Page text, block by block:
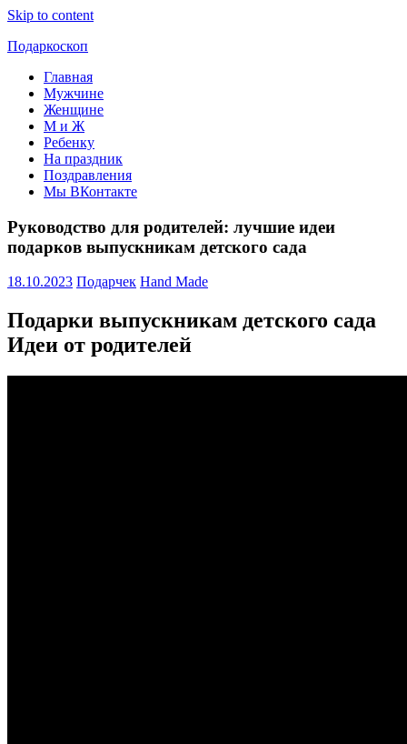
Skip to content
Подаркоскоп
Поможем
выбрать
подарить
Главная
Мужчине
Женщине
М и Ж
Ребенку
На праздник
Поздравления
Мы ВКонтакте
Руководство для родителей: лучшие идеи
подарков выпускникам детского сада
18.10.2023 Подарчек Hand Made
Подарки выпускникам детского сада
Идеи от родителей